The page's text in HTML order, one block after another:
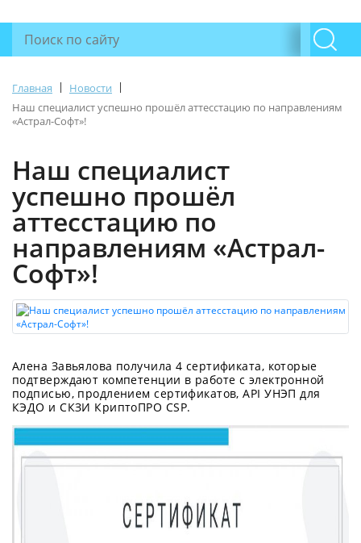
Главная | Новости
|
Наш специалист успешно прошёл аттесстацию по направлениям
«Астрал-Софт»!
Наш специалист
успешно прошёл
аттесстацию по
направлениям «Астрал-
Софт»!
Алена Завьялова получила 4 сертификата, которые
подтверждают компетенции в работе с электронной
подписью, продлением сертификатов, API УНЭП для
КЭДО и СКЗИ КриптоПРО CSP.